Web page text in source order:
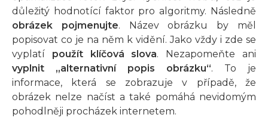
důležitý hodnotící faktor pro algoritmy. Následně
obrázek pojmenujte. Název obrázku by měl
popisovat co je na něm k vidění. Jako vždy i zde se
vyplatí použít klíčová slova. Nezapomeňte ani
vyplnit „alternativní popis obrázku“. To je
informace, která se zobrazuje v případě, že
obrázek nelze načíst a také pomáhá nevidomým
pohodlněji procházek internetem.